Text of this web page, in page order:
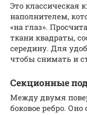
Это классическая
наполнителем,
«на глаз».
ткани квадраты,
середину. Для
чтобы снимать и
Секционные
Между двумя
боковое ребро.